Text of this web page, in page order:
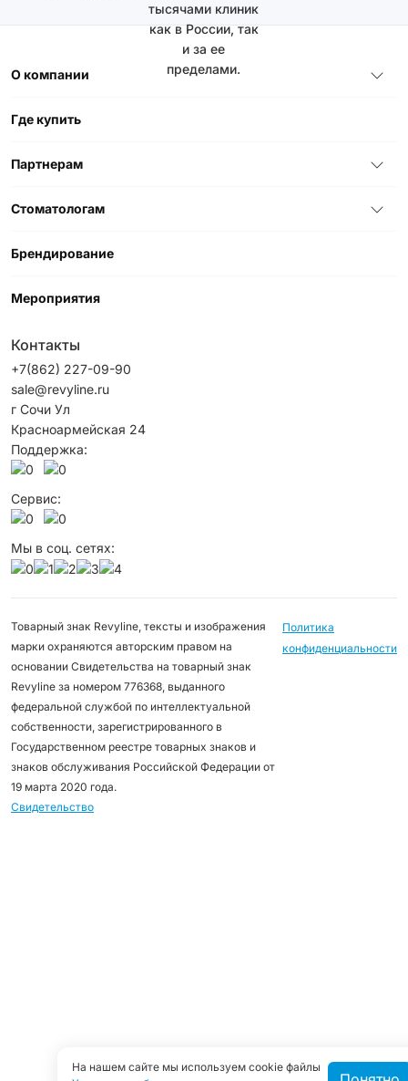
тысячами клиник
как в России, так
и за ее
пределами.
О компании
Где купить
Партнерам
Стоматологам
Брендирование
Мероприятия
Контакты
+7(862) 227-09-90
sale@revyline.ru
г Сочи Ул
Красноармейская 24
Поддержка:
Сервис:
Мы в соц. сетях:
Товарный знак Revyline, тексты и изображения
марки охраняются авторским правом на
основании Свидетельства на товарный знак
Revyline за номером 776368, выданного
федеральной службой по интеллектуальной
собственности, зарегистрированного в
Государственном реестре товарных знаков и
знаков обслуживания Российской Федерации от
19 марта 2020 года.
Свидетельство
Политика
конфиденциальности
На нашем сайте мы используем cookie файлы